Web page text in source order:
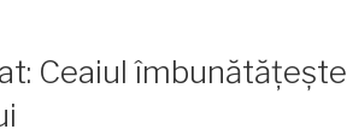
Ceaiul îmbunătățește